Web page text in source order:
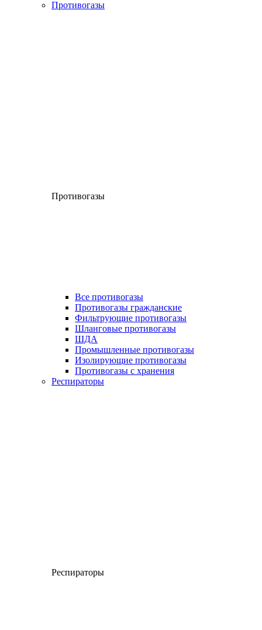
Противогазы
Противогазы
Все противогазы
Противогазы гражданские
Фильтрующие противогазы
Шланговые противогазы
ШДА
Промышленные противогазы
Изолирующие противогазы
Противогазы с хранения
Респираторы
Респираторы